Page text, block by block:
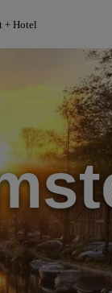
+ Hotel